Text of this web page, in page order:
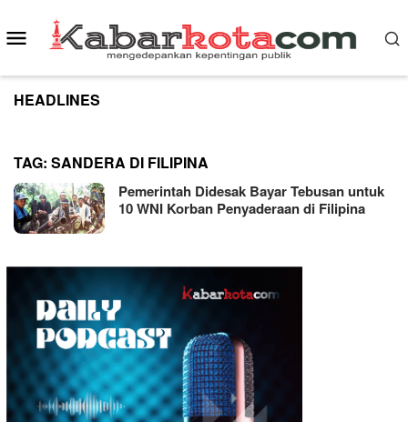
to
content
Mobile
Menu
HEADLINES
TAG: SANDERA DI FILIPINA
Pemerintah Didesak Bayar Tebusan untuk
10 WNI Korban Penyaderaan di Filipina